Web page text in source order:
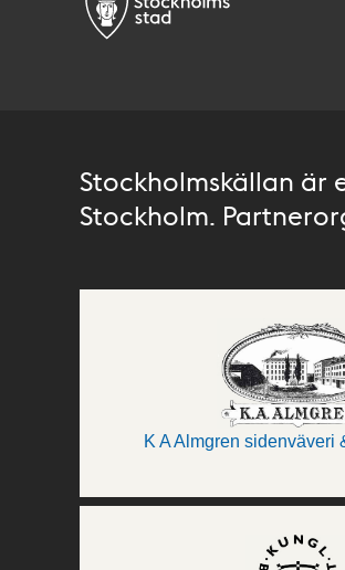
Stockholmskällan är
Stockholm.
K A Almgren sidenväveri